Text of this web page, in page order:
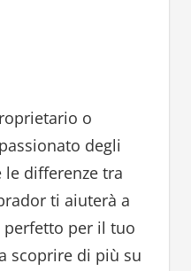
o
degli
differenze tra
ti aiuterà a
perfetto per il tuo
scoprire di più su